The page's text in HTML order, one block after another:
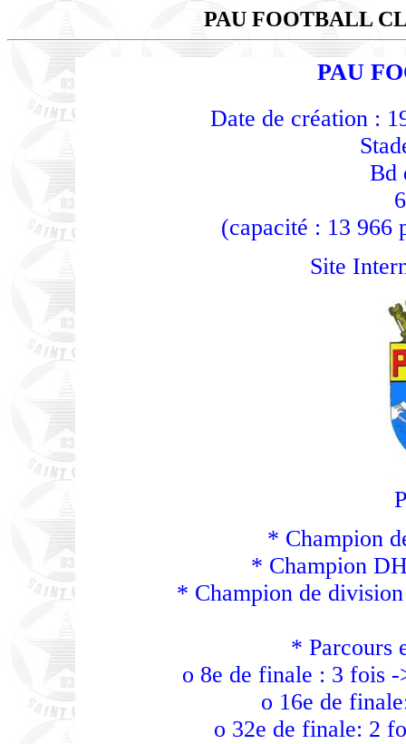
PAU FOOTBALL
PAU
Date de création :
Bd
(capacité : 13 966
Site
* Champion
* Champion
* Champion de
* Parcours
o 8e de finale : 3 fois -
o 16e de
o 32e de finale: 2